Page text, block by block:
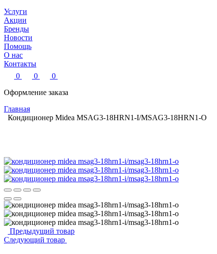
Услуги
Акции
Бренды
Новости
Помощь
О нас
Контакты
0
0
0
Оформление заказа
Главная
Кондиционер Midea MSAG3-18HRN1-I/MSAG3-18HRN1-O
Предыдущий товар
Следующий товар